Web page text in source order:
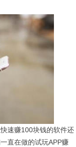
速赚100块钱的软件还
直在做的试玩APP赚